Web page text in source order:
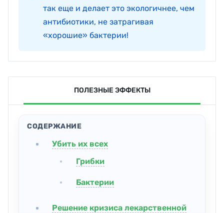
так еще и делает это экологичнее, чем
антибиотики, не затрагивая
«хорошие» бактерии!
ПОЛЕЗНЫЕ ЭФФЕКТЫ
СОДЕРЖАНИЕ
Убить их всех
Грибки
Бактерии
Решение кризиса лекарственной